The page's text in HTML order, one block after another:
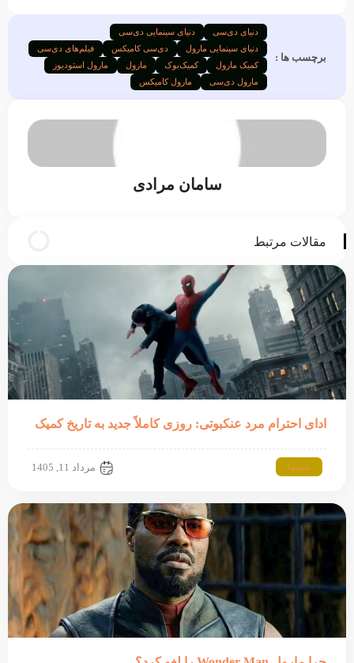
برچسب ها :
دنیای دی‌سی
دنیای سینمایی دی‌سی
دنیای سینمایی مارول
دی‌سی کامیکس
فیلم‌های دی‌سی
کمیک مارول
کمیک‌بوک مارول
مارول استودیوز
مارول دی‌سی
مارول کامیکس
سامان مرادی
مقالات مرتبط
ادای احترام مرد عنکبوتی: روزی کاملاً جدید به تاریخ کمیک
سینما مرداد 11, 1405